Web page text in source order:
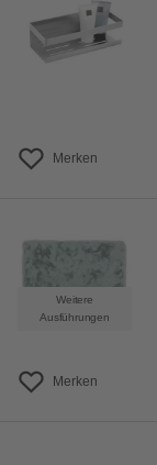
Merken
Weitere
Ausführungen
Merken